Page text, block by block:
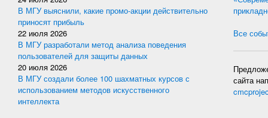
В МГУ выяснили, какие промо-акции действительно
приносят прибыль
22 июля 2026
В МГУ разработали метод анализа поведения
пользователей для защиты данных
20 июля 2026
В МГУ создали более 100 шахматных курсов с
использованием методов искусственного
интеллекта
Все
сайта